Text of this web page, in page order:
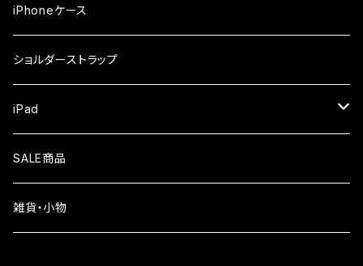
ガラスフィルム
OPPO
ガラスフィルム
Xiaomi
ガラスフィルム
iPhone16
iPhone15
iPhoneケース
ショルダーストラップ
iPad
液晶フィルム
SALE商品
雑貨・小物